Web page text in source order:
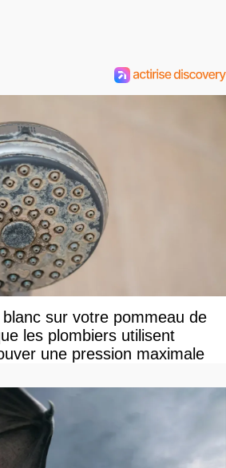
sur votre pommeau de
les plombiers utilisent
une pression maximale